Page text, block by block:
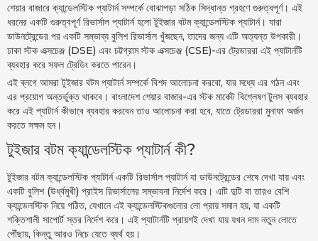
শেয়ার বাজারে ক্যান্ডেলস্টিক প্যাটার্ন সম্পর্কে বোঝাপড়া সঠিক সিদ্ধান্ত গ্রহণে গুরুত্বপূর্ণ। এই
ধরনের একটি গুরুত্বপূর্ণ রিভার্সাল প্যাটার্ন হলো টুইজার বটম ক্যান্ডেলস্টিক প্যাটার্ন। যারা
ডাউনট্রেন্ডের পর একটি সম্ভাব্য বুলিশ রিভার্সাল খুঁজছেন, তাদের জন্য এটি অত্যন্ত উপকারী।
ঢাকা স্টক এক্সচেঞ্জ (DSE) এবং চট্টগ্রাম স্টক এক্সচেঞ্জ (CSE)-এর ট্রেডাররা এই প্যাটার্নটি
ব্যবহার করে সফল ট্রেডিং করতে পারেন।
এই ব্লগে আমরা টুইজার বটম প্যাটার্ন সম্পর্কে বিশদ আলোচনা করবো, যার মধ্যে এর গঠন এবং
এর প্রয়োগ অন্তর্ভুক্ত থাকবে। বাংলাদেশ শেয়ার বাজার-এর স্টক মার্কেট বিশ্লেষণ টুলস ব্যবহার
করে এই প্যাটার্ন কীভাবে ব্যবহার করবেন তাও আলোচনা করা হবে, যাতে ট্রেডাররা মুনাফা অর্জন
করতে সক্ষম হন।
টুইজার বটম ক্যান্ডেলস্টিক প্যাটার্ন কী?
টুইজার বটম ক্যান্ডেলস্টিক প্যাটার্ন একটি রিভার্সাল প্যাটার্ন যা ডাউনট্রেন্ডের শেষে দেখা যায় এবং
একটি বুলিশ (উর্ধ্বমুখী) প্রাইস রিভার্সালের সম্ভাবনা নির্দেশ করে। এটি দুটি বা তারও বেশি
ক্যান্ডেলস্টিক নিয়ে গঠিত, যেখানে এই ক্যান্ডেলস্টিকগুলোর লো প্রায় সমান হয়, যা একটি
শক্তিশালী সাপোর্ট স্তর নির্দেশ করে। এই প্যাটার্নটি প্রায়শই দেখা যায় যখন দাম নতুন লোতে
পৌঁছায়, কিন্তু আরও নিচে যেতে ব্যর্থ হয়।